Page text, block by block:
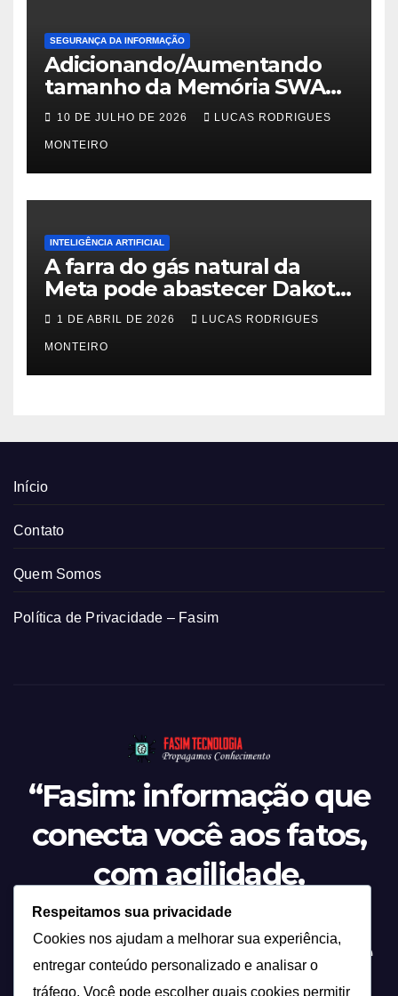
SEGURANÇA DA INFORMAÇÃO
Adicionando/Aumentando
tamanho da Memória SWAP
no PfSense 2.8
10 DE JULHO DE 2026 LUCAS RODRIGUES
MONTEIRO
INTELIGÊNCIA ARTIFICIAL
A farra do gás natural da
Meta pode abastecer Dakota
do Sul
1 DE ABRIL DE 2026 LUCAS RODRIGUES
MONTEIRO
Início
Contato
Quem Somos
Política de Privacidade – Fasim
“Fasim: informação que
conecta você aos fatos,
com agilidade,
credibilidade e o olhar
atento sobre tudo o que
Respeitamos sua privacidade
Cookies nos ajudam a melhorar sua experiência,
entregar conteúdo personalizado e analisar o
tráfego. Você pode escolher quais cookies permitir